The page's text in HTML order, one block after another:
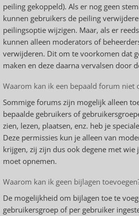
peiling gekoppeld). Als er nog geen
kunnen gebruikers de peiling
peilingsoptie wijzigen. Maar, als er
kunnen alleen moderators of
verwijderen. Dit om te voorkomen dat
maken en deze daarna vervalsen door
Waarom kan ik een bepaald forum niet
Sommige forums zijn mogelijk alleen
bepaalde gebruikers of
zien, lezen, plaatsen, enz. heb je
Deze permissies kun je alleen van
krijgen, zij zijn dus ook degene met wie
moet opnemen.
Waarom kan ik geen bijlagen
De mogelijkheid om bijlagen toe te
gebruikersgroep of per gebruiker